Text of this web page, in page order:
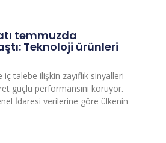
temmuzda
Teknoloji ürünleri
talebe ilişkin zayıflık sinyalleri
güçlü performansını koruyor.
İdaresi verilerine göre ülkenin